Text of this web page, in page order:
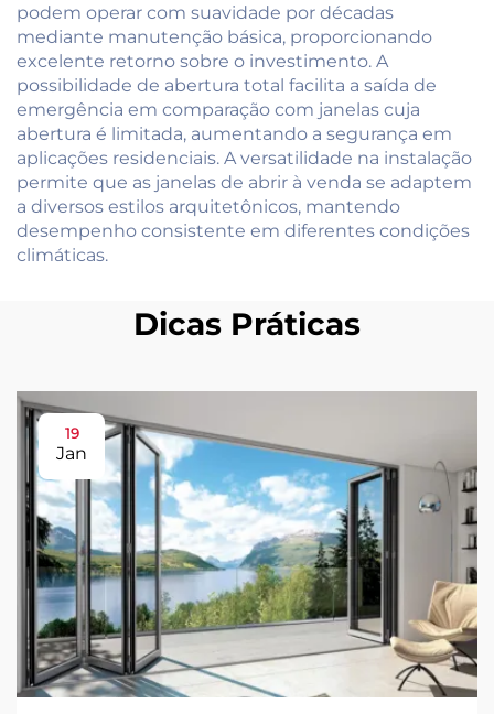
podem operar com suavidade por décadas
mediante manutenção básica, proporcionando
excelente retorno sobre o investimento. A
possibilidade de abertura total facilita a saída de
emergência em comparação com janelas cuja
abertura é limitada, aumentando a segurança em
aplicações residenciais. A versatilidade na instalação
permite que as janelas de abrir à venda se adaptem
a diversos estilos arquitetônicos, mantendo
desempenho consistente em diferentes condições
climáticas.
Dicas Práticas
19
Jan